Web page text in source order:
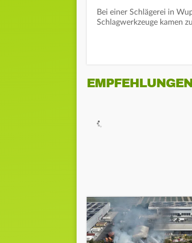
Bei einer Schlägerei in
Schlagwerkzeuge kamen